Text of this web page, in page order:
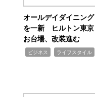
オールデイダイニング
を一新 ヒルトン東京
お台場、改装進む
ビジネス ライフスタイル